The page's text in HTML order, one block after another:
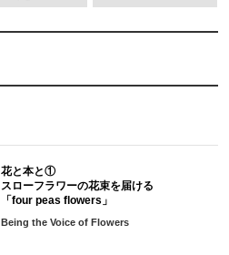
花と本と①
スローフラワーの花束を届ける
「four peas flowers」
Being the Voice of Flowers